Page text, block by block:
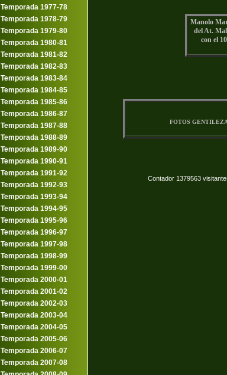
Temporada 1977-78
Temporada 1978-79
Temporada 1979-80
Temporada 1980-81
Temporada 1981-82
Temporada 1982-83
Temporada 1983-84
Temporada 1984-85
Temporada 1985-86
Temporada 1986-87
Temporada 1987-88
Temporada 1988-89
Temporada 1989-90
Temporada 1990-91
Temporada 1991-92
Temporada 1992-93
Temporada 1993-94
Temporada 1994-95
Temporada 1995-96
Temporada 1996-97
Temporada 1997-98
Temporada 1998-99
Temporada 1999-00
Temporada 2000-01
Temporada 2001-02
Temporada 2002-03
Temporada 2003-04
Temporada 2004-05
Temporada 2005-06
Temporada 2006-07
Temporada 2007-08
Manolo
del At.
con el
FOTOS
Contador 1379563